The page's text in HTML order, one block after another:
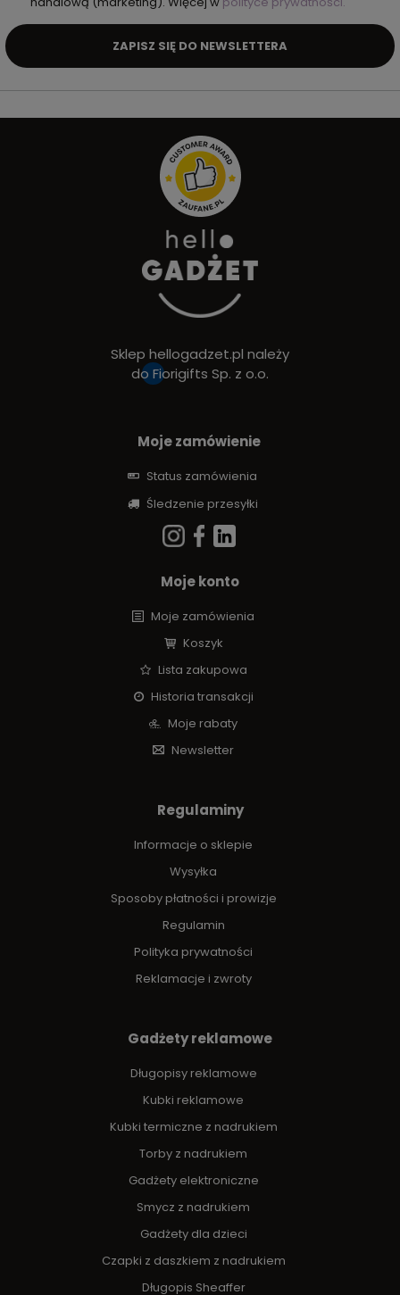
ZAPISZ SIĘ DO NEWSLETTERA
Sklep hellogadzet.pl należy
do Fiorigifts Sp. z o.o.
Moje zamówienie
Status zamówienia
Śledzenie przesyłki
Moje konto
Moje zamówienia
Koszyk
Lista zakupowa
Historia transakcji
Moje rabaty
Newsletter
Regulaminy
Informacje o sklepie
Wysyłka
Sposoby płatności i prowizje
Regulamin
Polityka prywatności
Reklamacje i zwroty
Gadżety reklamowe
Długopisy reklamowe
Kubki reklamowe
Kubki termiczne z nadrukiem
Torby z nadrukiem
Gadżety elektroniczne
Smycz z nadrukiem
Gadżety dla dzieci
Czapki z daszkiem z nadrukiem
Długopis Sheaffer